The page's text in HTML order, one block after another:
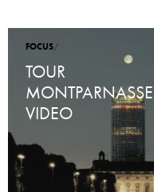
FOCUS/
TOUR
VIDEO